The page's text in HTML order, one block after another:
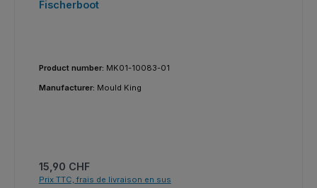
Fischerboot
Product number: MK01-10083-01
Manufacturer: Mould King
Prix régulier :
15,90 CHF
Prix TTC, frais de livraison en sus